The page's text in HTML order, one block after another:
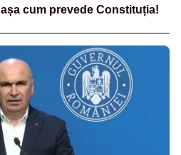
cum prevede Constituția!